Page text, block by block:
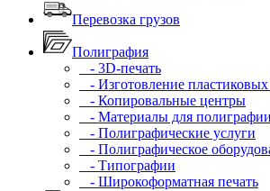
Перевозка грузов
Полиграфия
- 3D-печать
- Изготовление пластиковых
- Копировальные центры
- Материалы для полиграфии
- Полиграфические услуги
- Полиграфическое
- Типографии
- Широкоформатная печать